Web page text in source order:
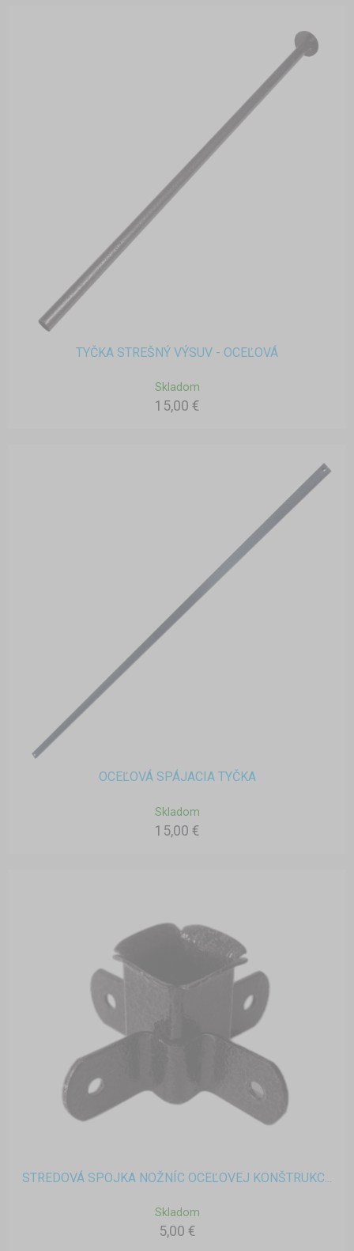
TYČKA STREŠNÝ VÝSUV - OCEĽOVÁ
Skladom
15,00 €
OCEĽOVÁ SPÁJACIA TYČKA
Skladom
15,00 €
STREDOVÁ SPOJKA NOŽNÍC OCEĽOVEJ KONŠTRUKC...
Skladom
5,00 €